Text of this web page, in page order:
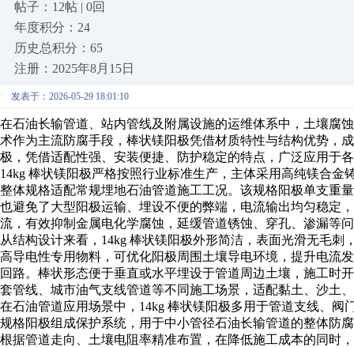
帖子：12帖 | 0回
年度积分：24
历史总积分：65
注册：2025年8月15日
发表于：2026-05-29 18:01:10
在石油长输管道、站内管线及附属设施的运维体系中，土壤腐
术作为主流防腐手段，棒状镁阳极凭借材质特性与结构优势，
极，凭借适配性强、安装便捷、防护稳定的特点，广泛应用于
14kg 棒状镁阳极严格按照行业标准生产，主体采用高纯镁合
整体规格适配常规埋地石油管道施工工况。该规格阳极单支重
也避免了大型阳极运输、埋设不便的弊端，电流输出均匀稳定
流，有效抑制金属电化学腐蚀，延缓管道锈蚀、穿孔、渗漏等
从结构设计来看，14kg 棒状镁阳极外形简洁，表面光滑无毛
高导电性专用物料，可优化阳极周围土壤导电环境，提升电流
回路。棒状形态便于垂直或水平埋设于管道周边土壤，施工时
套管线、城市油气支线管道等不同施工场景，适配黏土、沙土
在石油管道应用场景中，14kg 棒状镁阳极多用于管道支线、
规格阳极组成保护系统，用于中小管径石油长输管道的整体防
根据管道走向、土壤电阻率精准布置，在降低施工成本的同时